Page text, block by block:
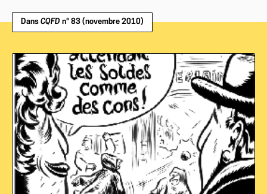
Dans CQFD n° 83 (novembre 2010)